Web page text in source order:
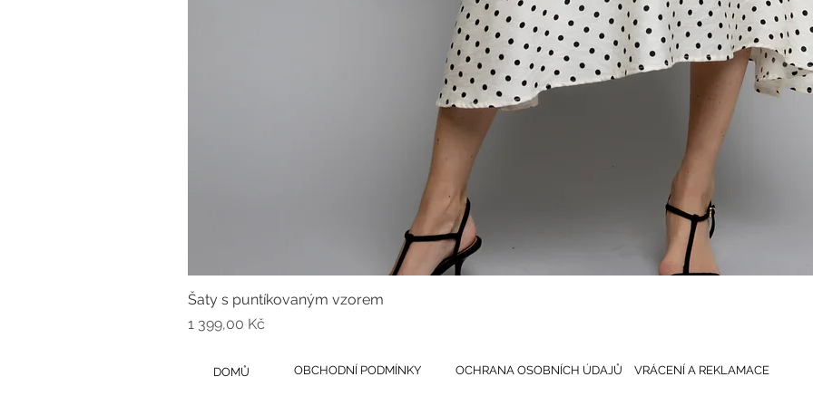
Šaty s puntíkovaným vzorem
Cena
1 399,00 Kč
DOMŮ OBCHODNÍ PODMÍNKY OCHRANA OSOBNÍCH ÚDAJŮ VRÁCENÍ A REKLAMACE